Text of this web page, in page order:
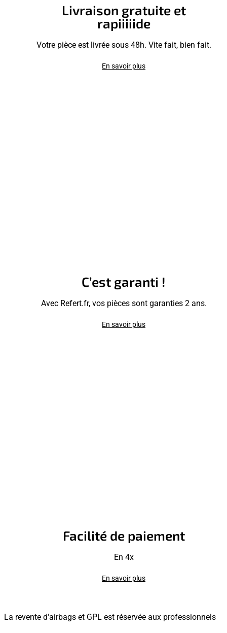
Livraison gratuite et
rapiiiiide
Votre pièce est livrée sous 48h. Vite fait, bien fait.
En savoir plus
C’est garanti !
Avec Refert.fr, vos pièces sont garanties 2 ans.
En savoir plus
Facilité de paiement
En 4x
En savoir plus
La revente d'airbags et GPL est réservée aux professionnels